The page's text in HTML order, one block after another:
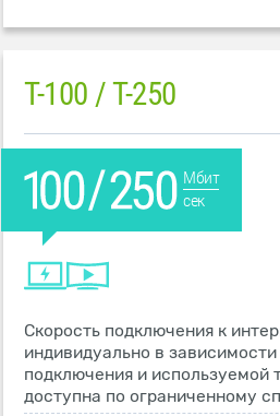
T-100 / T-250
Мбит
сек
Скорость подключения к
индивидуально в
подключения и используемой
доступна по ограниченному